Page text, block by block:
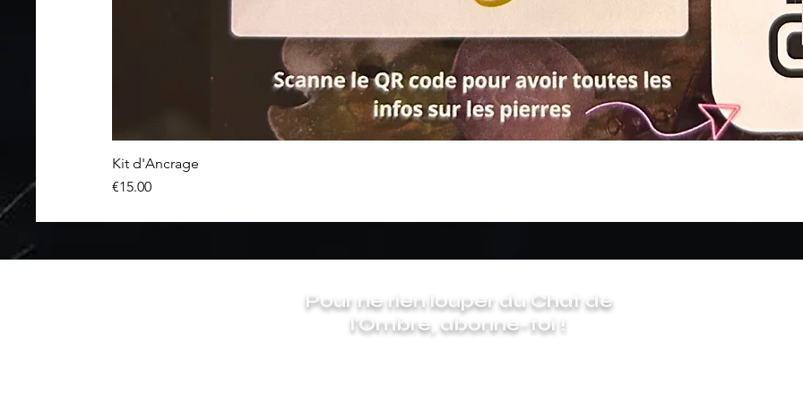
Kit d'Ancrage
Price
€15.00
Pour ne rien louper du Chat de
l'Ombre, abonne-toi !